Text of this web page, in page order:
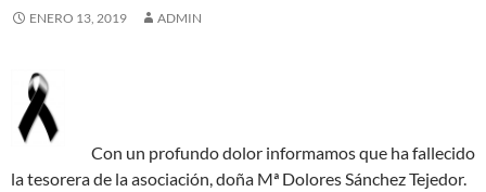
ENERO 13, 2019 ADMIN
Con un profundo dolor informamos que ha fallecido
la tesorera de la asociación, doña Mª Dolores Sánchez Tejedor.